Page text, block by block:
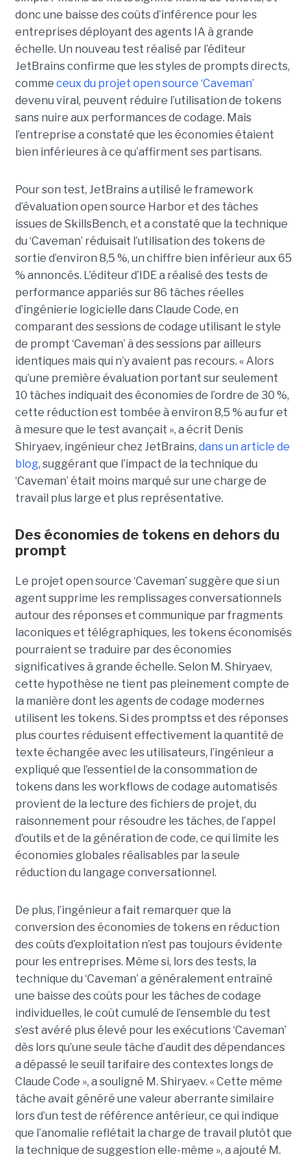
donc une baisse des coûts d’inférence pour les
entreprises déployant des agents IA à grande
échelle. Un nouveau test réalisé par l’éditeur
JetBrains confirme que les styles de prompts directs,
comme ceux du projet open source ‘Caveman’
devenu viral, peuvent réduire l’utilisation de tokens
sans nuire aux performances de codage. Mais
l’entreprise a constaté que les économies étaient
bien inférieures à ce qu’affirment ses partisans.
Pour son test, JetBrains a utilisé le framework
d’évaluation open source Harbor et des tâches
issues de SkillsBench, et a constaté que la technique
du ‘Caveman’ réduisait l’utilisation des tokens de
sortie d’environ 8,5 %, un chiffre bien inférieur aux 65
% annoncés. L’éditeur d’IDE a réalisé des tests de
performance appariés sur 86 tâches réelles
d’ingénierie logicielle dans Claude Code, en
comparant des sessions de codage utilisant le style
de prompt ‘Caveman’ à des sessions par ailleurs
identiques mais qui n’y avaient pas recours. « Alors
qu’une première évaluation portant sur seulement
10 tâches indiquait des économies de l’ordre de 30 %,
cette réduction est tombée à environ 8,5 % au fur et
à mesure que le test avançait », a écrit Denis
Shiryaev, ingénieur chez JetBrains, dans un article de
blog, suggérant que l’impact de la technique du
‘Caveman’ était moins marqué sur une charge de
travail plus large et plus représentative.
Des économies de tokens en dehors du
prompt
Le projet open source ‘Caveman’ suggère que si un
agent supprime les remplissages conversationnels
autour des réponses et communique par fragments
laconiques et télégraphiques, les tokens économisés
pourraient se traduire par des économies
significatives à grande échelle. Selon M. Shiryaev,
cette hypothèse ne tient pas pleinement compte de
la manière dont les agents de codage modernes
utilisent les tokens. Si des promptss et des réponses
plus courtes réduisent effectivement la quantité de
texte échangée avec les utilisateurs, l’ingénieur a
expliqué que l’essentiel de la consommation de
tokens dans les workflows de codage automatisés
provient de la lecture des fichiers de projet, du
raisonnement pour résoudre les tâches, de l’appel
d’outils et de la génération de code, ce qui limite les
économies globales réalisables par la seule
réduction du langage conversationnel.
De plus, l’ingénieur a fait remarquer que la
conversion des économies de tokens en réduction
des coûts d’exploitation n’est pas toujours évidente
pour les entreprises. Même si, lors des tests, la
technique du ‘Caveman’ a généralement entraîné
une baisse des coûts pour les tâches de codage
individuelles, le coût cumulé de l’ensemble du test
s’est avéré plus élevé pour les exécutions ‘Caveman’
dès lors qu’une seule tâche d’audit des dépendances
a dépassé le seuil tarifaire des contextes longs de
Claude Code », a souligné M. Shiryaev. « Cette même
tâche avait généré une valeur aberrante similaire
lors d’un test de référence antérieur, ce qui indique
que l’anomalie reflétait la charge de travail plutôt que
la technique de suggestion elle-même », a ajouté M.